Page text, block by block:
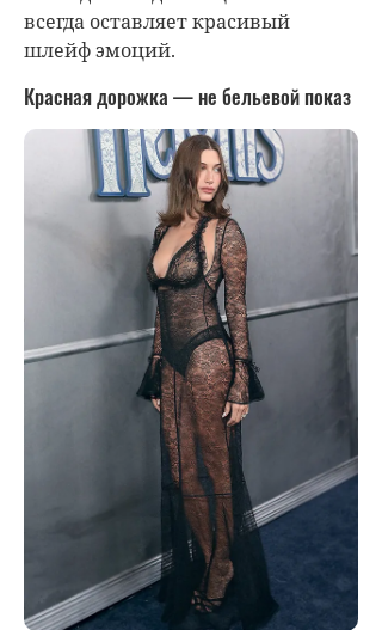
всегда оставляет красивый
шлейф эмоций.
Красная дорожка — не бельевой показ